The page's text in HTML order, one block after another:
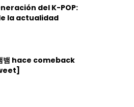
del K-POP:
la actualidad
뱀 hace comeback